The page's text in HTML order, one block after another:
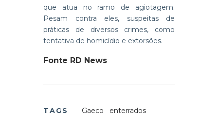
que atua no ramo de agiotagem.
Pesam contra eles, suspeitas de
práticas de diversos crimes, como
tentativa de homicídio e extorsões.
Fonte RD News
TAGS Gaeco enterrados